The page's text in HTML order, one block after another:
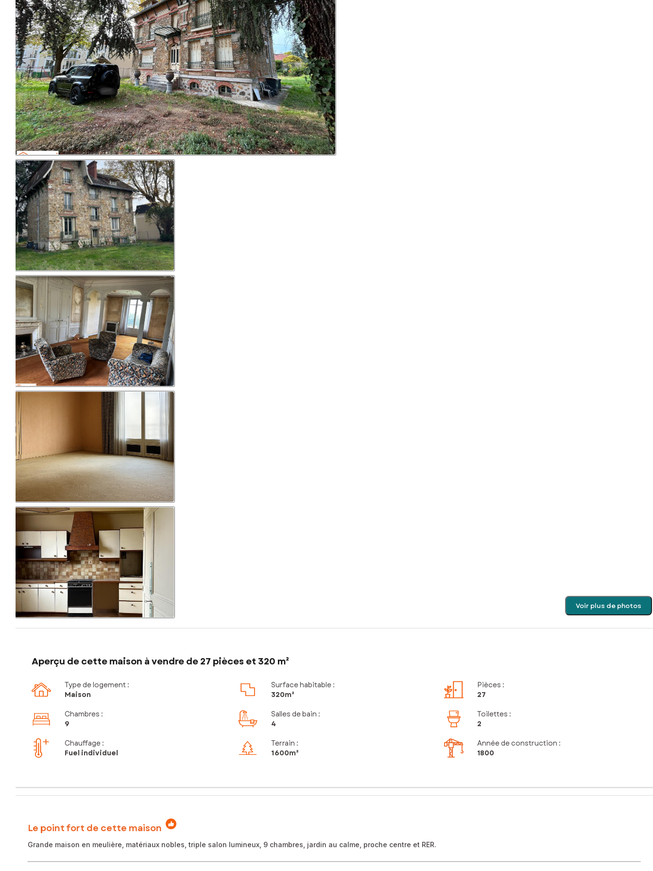
Voir plus de photos
Aperçu de cette maison à vendre de 27 pièces et 320 m²
Type de logement :
Maison
Surface habitable :
320m²
Pièces :
27
Chambres :
9
Salles de bain :
4
Toilettes :
2
Chauffage :
Fuel individuel
Terrain :
1 600m²
Année de construction :
1800
Le point fort de cette maison
Grande maison en meulière, matériaux nobles, triple salon lumineux, 9 chambres, jardin au calme, proche centre et RER.